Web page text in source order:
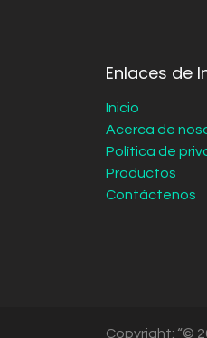
Enlaces de
Inicio
Acerca de
Política de
Productos
Contáctenos
Copyright: “©